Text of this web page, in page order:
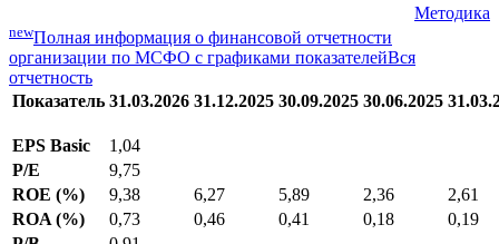
Методика
newПолная информация о финансовой отчетности
организации по МСФО с графиками показателейВся
отчетность
Показатель 31.03.2026 31.12.2025 30.09.2025 30.06.2025
EPS Basic
1,04
P/E
9,75
ROE (%)
9,38 6,27 5,89 2,36
2,61
ROA (%)
0,73 0,46 0,41 0,18
0,19